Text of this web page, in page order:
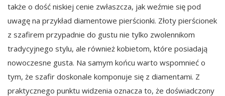
także o dość niskiej cenie zwłaszcza, jak weźmie się pod
uwagę na przykład diamentowe pierścionki. Złoty pierścionek
z szafirem przypadnie do gustu nie tylko zwolennikom
tradycyjnego stylu, ale również kobietom, które posiadają
nowoczesne gusta. Na samym końcu warto wspomnieć o
tym, że szafir doskonale komponuje się z diamentami. Z
praktycznego punktu widzenia oznacza to, że doświadczony